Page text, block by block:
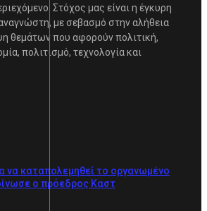
Στόχος μας είναι η έγκυρη
με σεβασμό στην αλήθεια
θεμάτων που αφορούν πολιτική,
πολιτισμό, τεχνολογία και
να καταπολεμηθεί το οργανωμένο
ο πρόεδρος Καστ